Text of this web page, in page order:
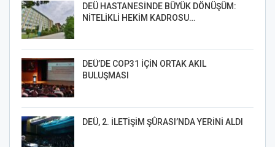
DEÜ HASTANESİNDE BÜYÜK DÖNÜŞÜM:
NİTELİKLİ HEKİM KADROSU…
DEÜ’DE COP31 İÇİN ORTAK AKIL
BULUŞMASI
DEÜ, 2. İLETİŞİM ŞÛRASI’NDA YERİNİ ALDI